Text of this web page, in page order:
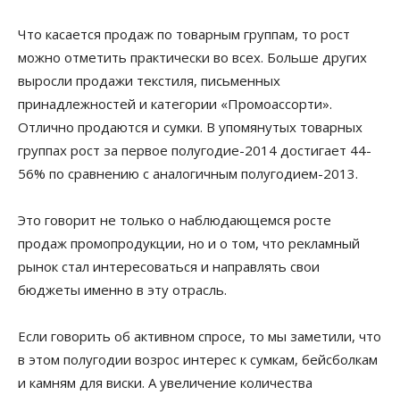
Что касается продаж по товарным группам, то рост
можно отметить практически во всех. Больше других
выросли продажи текстиля, письменных
принадлежностей и категории «Промоассорти».
Отлично продаются и сумки. В упомянутых товарных
группах рост за первое полугодие-2014 достигает 44-
56% по сравнению с аналогичным полугодием-2013.
Это говорит не только о наблюдающемся росте
продаж промопродукции, но и о том, что рекламный
рынок стал интересоваться и направлять свои
бюджеты именно в эту отрасль.
Если говорить об активном спросе, то мы заметили, что
в этом полугодии возрос интерес к сумкам, бейсболкам
и камням для виски. А увеличение количества